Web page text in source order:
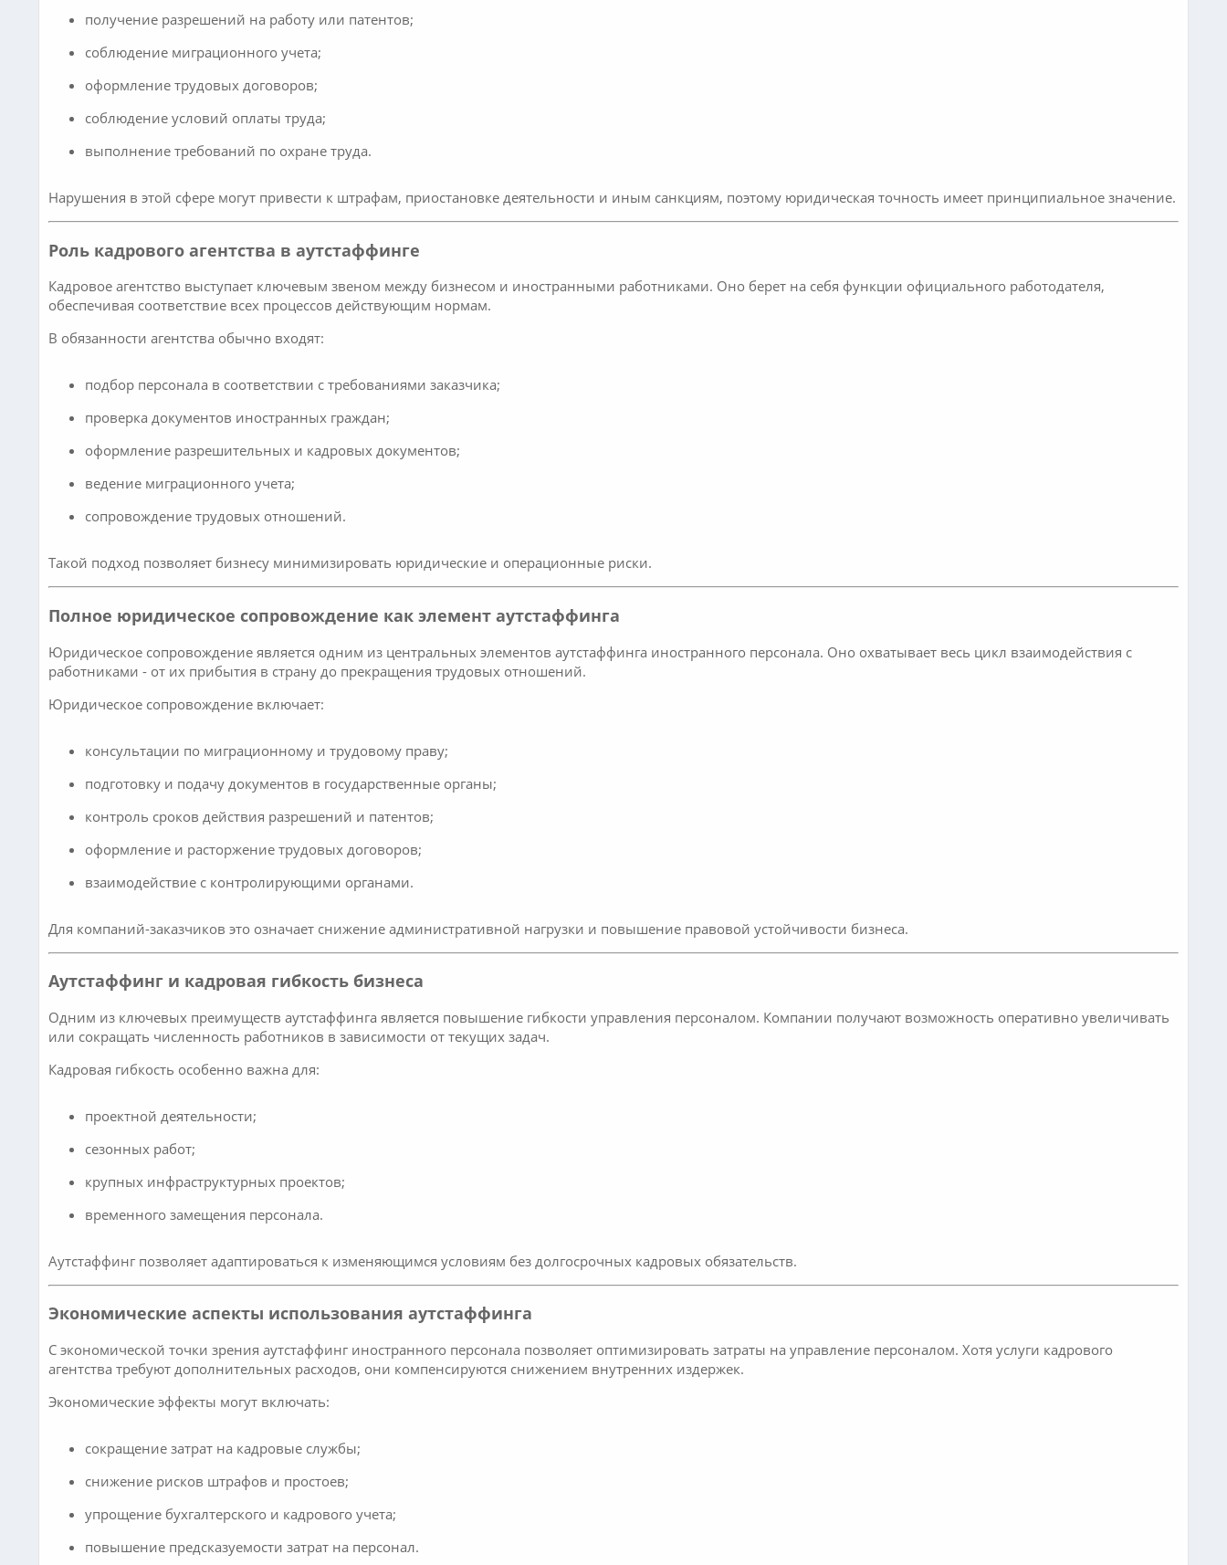
получение разрешений на работу или патентов;
соблюдение миграционного учета;
оформление трудовых договоров;
соблюдение условий оплаты труда;
выполнение требований по охране труда.
Нарушения в этой сфере могут привести к штрафам, приостановке деятельности и иным санкциям, поэтому юридическая точность имеет принципиальное значение.
Роль кадрового агентства в аутстаффинге
Кадровое агентство выступает ключевым звеном между бизнесом и иностранными работниками. Оно берет на себя функции официального работодателя,
обеспечивая соответствие всех процессов действующим нормам.
В обязанности агентства обычно входят:
подбор персонала в соответствии с требованиями заказчика;
проверка документов иностранных граждан;
оформление разрешительных и кадровых документов;
ведение миграционного учета;
сопровождение трудовых отношений.
Такой подход позволяет бизнесу минимизировать юридические и операционные риски.
Полное юридическое сопровождение как элемент аутстаффинга
Юридическое сопровождение является одним из центральных элементов аутстаффинга иностранного персонала. Оно охватывает весь цикл взаимодействия с
работниками - от их прибытия в страну до прекращения трудовых отношений.
Юридическое сопровождение включает:
консультации по миграционному и трудовому праву;
подготовку и подачу документов в государственные органы;
контроль сроков действия разрешений и патентов;
оформление и расторжение трудовых договоров;
взаимодействие с контролирующими органами.
Для компаний-заказчиков это означает снижение административной нагрузки и повышение правовой устойчивости бизнеса.
Аутстаффинг и кадровая гибкость бизнеса
Одним из ключевых преимуществ аутстаффинга является повышение гибкости управления персоналом. Компании получают возможность оперативно увеличивать
или сокращать численность работников в зависимости от текущих задач.
Кадровая гибкость особенно важна для:
проектной деятельности;
сезонных работ;
крупных инфраструктурных проектов;
временного замещения персонала.
Аутстаффинг позволяет адаптироваться к изменяющимся условиям без долгосрочных кадровых обязательств.
Экономические аспекты использования аутстаффинга
С экономической точки зрения аутстаффинг иностранного персонала позволяет оптимизировать затраты на управление персоналом. Хотя услуги кадрового
агентства требуют дополнительных расходов, они компенсируются снижением внутренних издержек.
Экономические эффекты могут включать:
сокращение затрат на кадровые службы;
снижение рисков штрафов и простоев;
упрощение бухгалтерского и кадрового учета;
повышение предсказуемости затрат на персонал.